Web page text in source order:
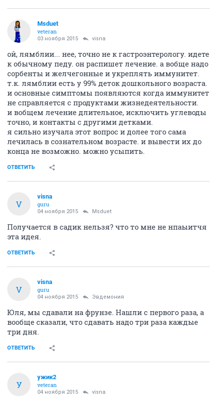
Msduet
veteran
03 ноября 2015 visna
ой, лямблии... нее, точно не к гастроэнтерологу. идете
к обычному педу. он распишет лечение. а вобще надо
сорбенты и желчегонные и укреплять иммунитет.
т.к. лямблии есть у 99% деток дошкольного возраста.
и основные симптомы появляются когда иммунитет
не справляется с продуктами жизнедеятельности.
и вобщем лечение длительное, исключить углеводы
точно, и контакты с другими детками.
я сильно изучала этот вопрос и долее того сама
лечилась в сознательном возрасте. и вывести их до
конца не возможно. можно усыпить.
ОТВЕТИТЬ
V
visna
guru
04 ноября 2015 Msduet
Получается в садик нельзя? что то мне не нпаыитчя
эта идея.
ОТВЕТИТЬ
V
visna
guru
04 ноября 2015 Эвдемония
Юля, мы сдавали на фрунзе. Нашли с первого раза, а
вообще сказали, что сдавать надо три раза каждые
три дня.
ОТВЕТИТЬ
У
ужик2
veteran
04 ноября 2015 visna